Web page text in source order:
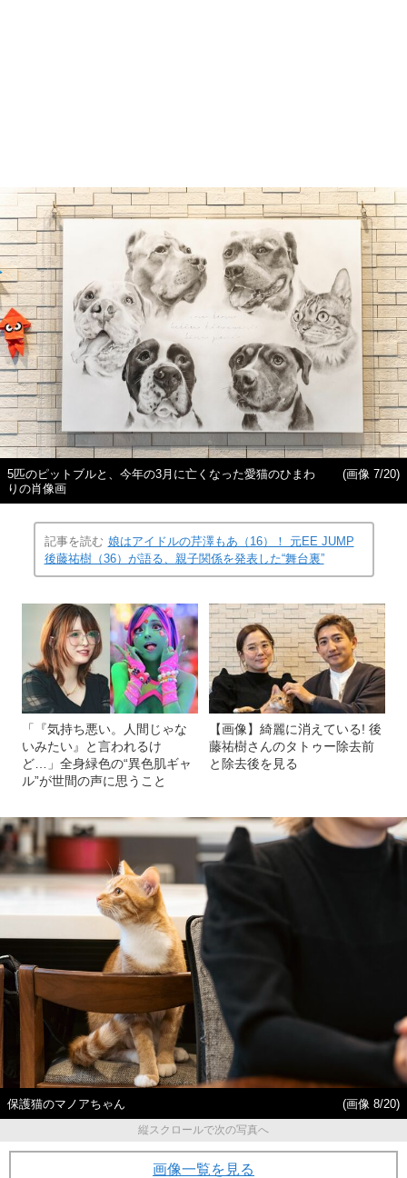
5匹のピットブルと、今年の3月に亡くなった愛猫のひまわ
りの肖像画
(画像 7/20)
記事を読む 娘はアイドルの芹澤もあ（16）！ 元EE JUMP
後藤祐樹（36）が語る、親子関係を発表した“舞台裏”
「『気持ち悪い。人間じゃな
いみたい』と言われるけ
ど…」全身緑色の“異色肌ギャ
ル”が世間の声に思うこと
【画像】綺麗に消えている! 後
藤祐樹さんのタトゥー除去前
と除去後を見る
保護猫のマノアちゃん
(画像 8/20)
縦スクロールで次の写真へ
画像一覧を見る